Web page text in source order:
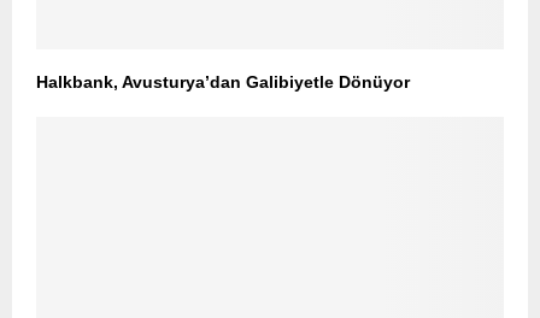
Halkbank, Avusturya’dan Galibiyetle Dönüyor